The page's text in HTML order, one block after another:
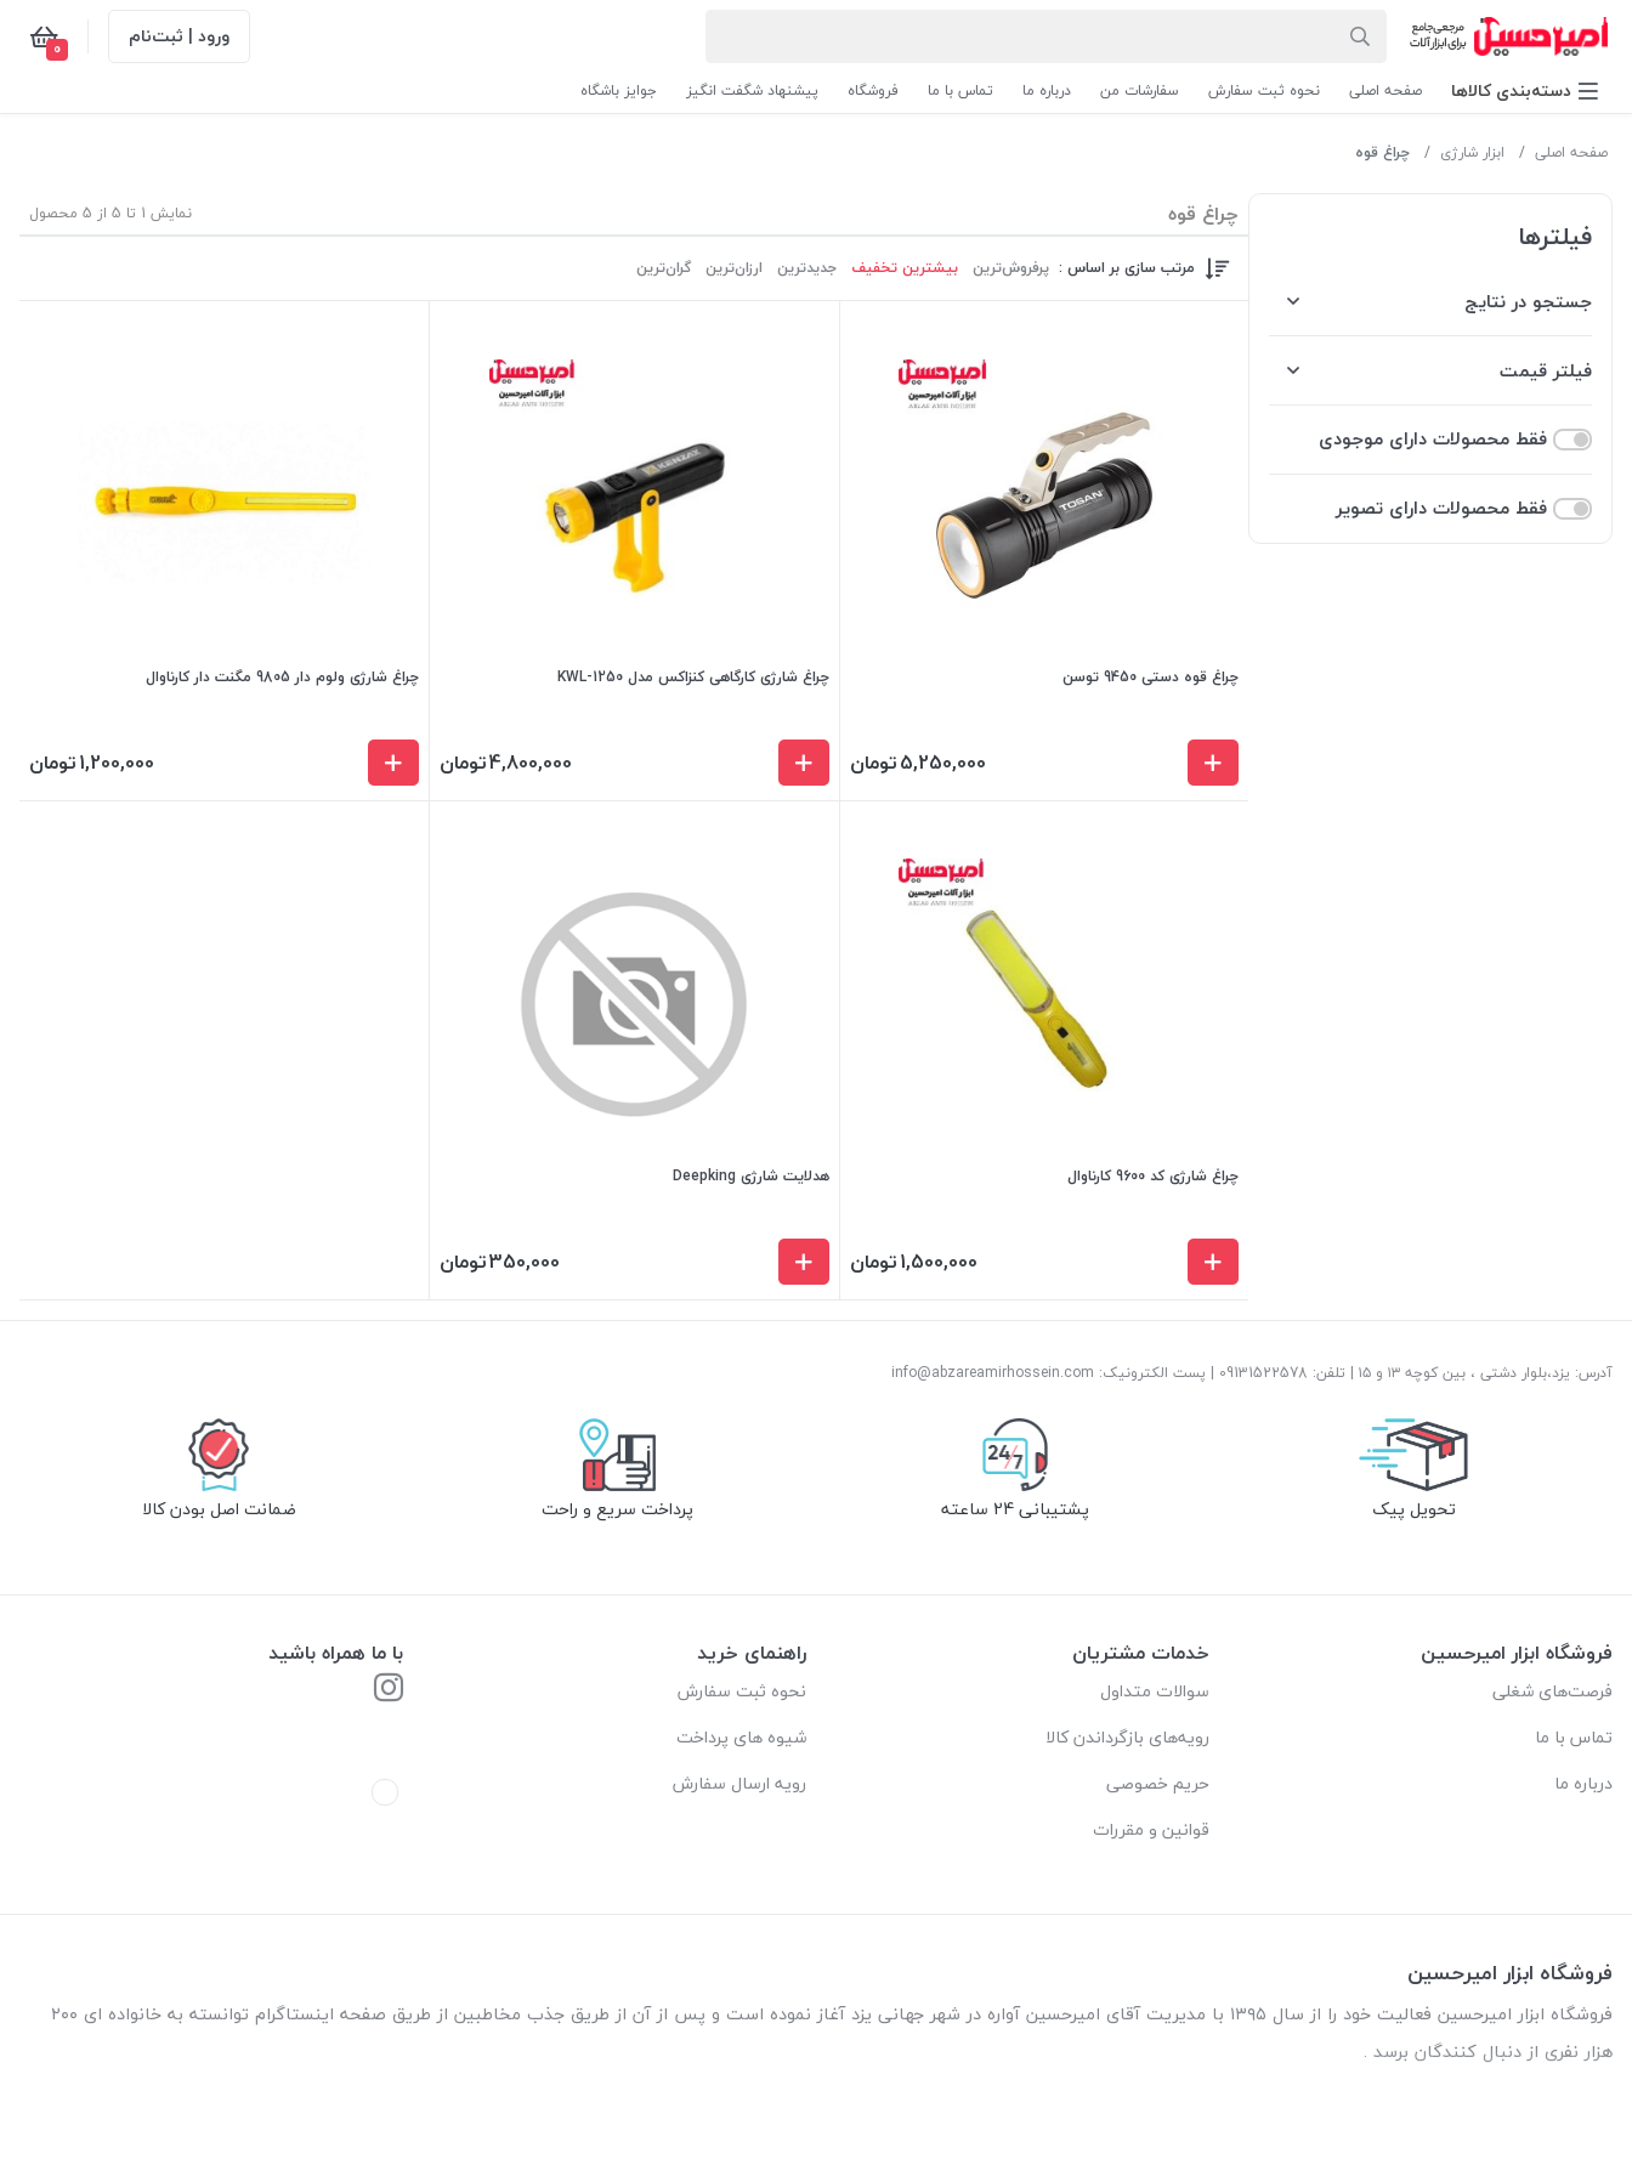
ورود | ثبت‌نام 0
دسته‌بندی‌ کالاها صفحه اصلی نحوه ثبت سفارش سفارشات من درباره ما تماس با ما فروشگاه پیشنهاد شگفت انگیز جوایز باشگاه
صفحه اصلی ابزار شارژی چراغ قوه
فیلترها
جستجو در نتایج
فیلتر قیمت
فقط محصولات دارای موجودی
فقط محصولات دارای تصویر
چراغ قوه نمایش 1 تا 5 از 5 محصول
مرتب سازی بر اساس : پرفروش‌ترین‌ بیشترین تخفیف جدیدترین ارزان‌ترین گران‌ترین
چراغ قوه دستی 9450 توسن
5,250,000تومان
چراغ شارژی کارگاهی کنزاکس مدل KWL-1250
4,800,000تومان
چراغ شارژی ولوم دار 9805 مگنت دار کارناوال
1,200,000تومان
چراغ شارژی کد 9600 کارناوال
1,500,000تومان
هدلایت شارژی Deepking
350,000تومان
آدرس: یزد،بلوار دشتی ، بین کوچه ۱۳ و ۱۵ | تلفن: ‎09131522578 | پست الکترونیک: info@abzareamirhossein.com
تحویل پیک پشتیبانی 24 ساعته پرداخت سریع و راحت ضمانت اصل بودن کالا
فروشگاه ابزار امیرحسین
فرصت‌های شغلی
تماس با ما
درباره ما
خدمات مشتریان
سوالات متداول
رویه‌های بازگرداندن کالا
حریم خصوصی
قوانین و مقررات
راهنمای خرید
نحوه ثبت سفارش
شیوه های پرداخت
رویه ارسال سفارش
با ما همراه باشید
فروشگاه ابزار امیرحسین
فروشگاه ابزار امیرحسین فعالیت خود را از سال ۱۳۹۵ با مدیریت آقای امیرحسین آواره در شهر جهانی یزد آغاز نموده است و پس از آن از طریق جذب مخاطبین از طریق صفحه اینستاگرام توانسته به خانواده ای ۲۰۰
هزار نفری از دنبال کنندگان برسد .